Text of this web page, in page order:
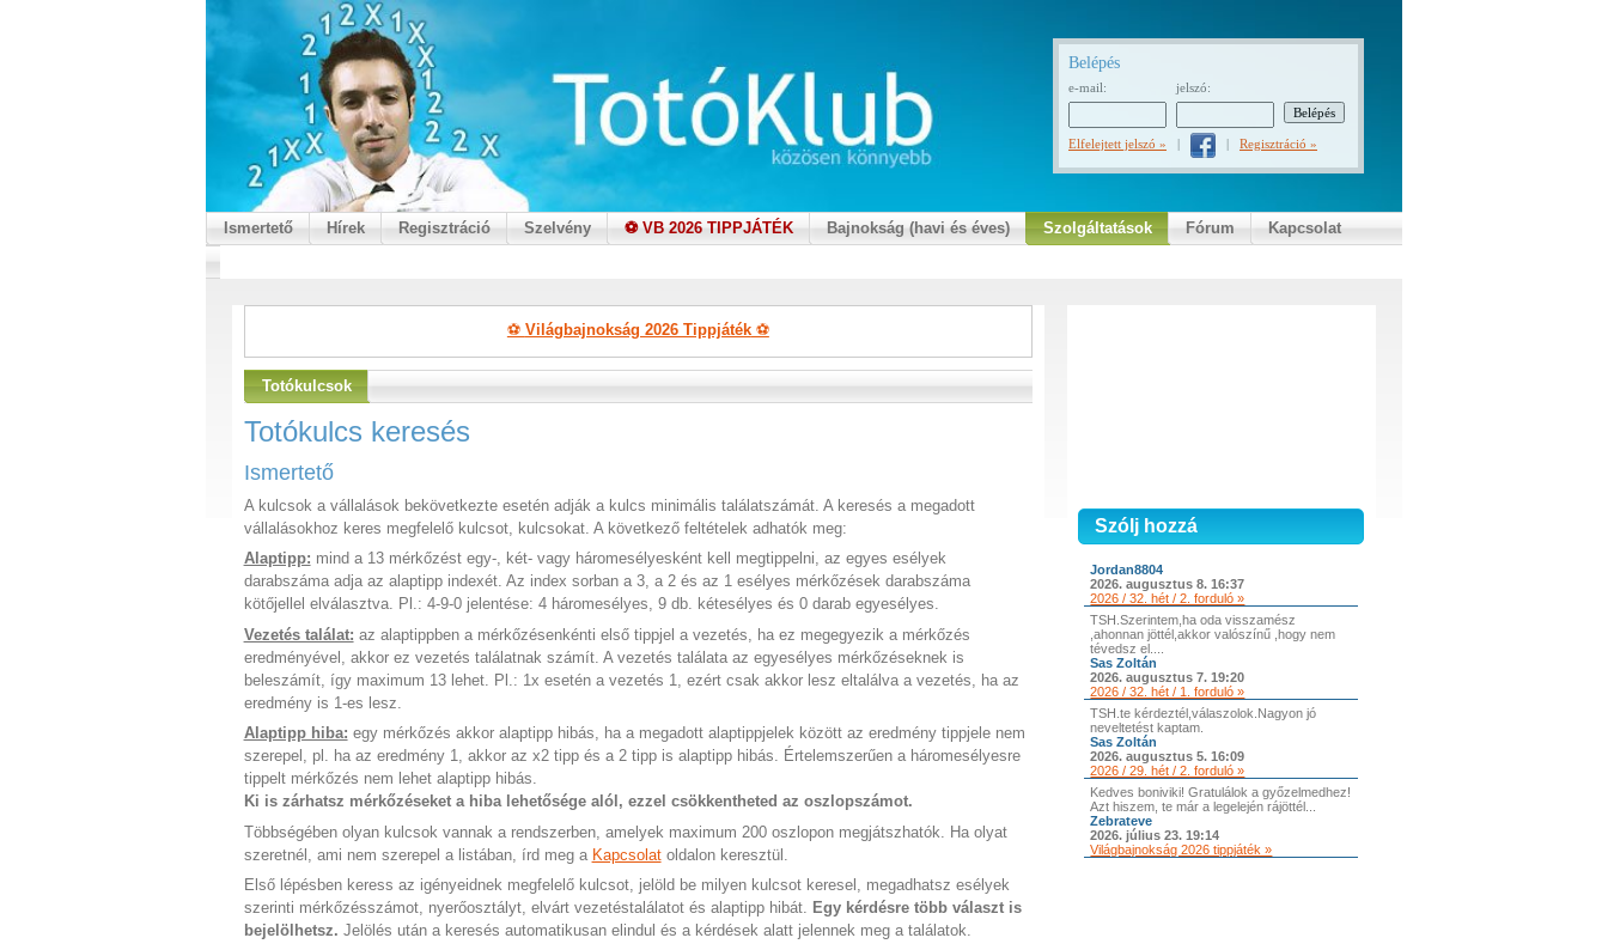
Belépés
e-mail: jelszó:
Elfelejtett jelszó » | | Regisztráció »
Ismertető Hírek Regisztráció Szelvény ⚽ VB 2026 TIPPJÁTÉK Bajnokság (havi és éves) Szolgáltatások Fórum Kapcsolat
⚽ Világbajnokság 2026 Tippjáték⚽
Totókulcsok
Totókulcs keresés
Ismertető
A kulcsok a vállalások bekövetkezte esetén adják a kulcs minimális találatszámát. A keresés a megadott
vállalásokhoz keres megfelelő kulcsot, kulcsokat. A következő feltételek adhatók meg:
Alaptipp: mind a 13 mérkőzést egy-, két- vagy háromesélyesként kell megtippelni, az egyes esélyek
darabszáma adja az alaptipp indexét. Az index sorban a 3, a 2 és az 1 esélyes mérkőzések darabszáma
kötőjellel elválasztva. Pl.: 4-9-0 jelentése: 4 háromesélyes, 9 db. kétesélyes és 0 darab egyesélyes.
Vezetés találat: az alaptippben a mérkőzésenkénti első tippjel a vezetés, ha ez megegyezik a mérkőzés
eredményével, akkor ez vezetés találatnak számít. A vezetés találata az egyesélyes mérkőzéseknek is
beleszámít, így maximum 13 lehet. Pl.: 1x esetén a vezetés 1, ezért csak akkor lesz eltalálva a vezetés, ha az
eredmény is 1-es lesz.
Alaptipp hiba: egy mérkőzés akkor alaptipp hibás, ha a megadott alaptippjelek között az eredmény tippjele nem
szerepel, pl. ha az eredmény 1, akkor az x2 tipp és a 2 tipp is alaptipp hibás. Értelemszerűen a háromesélyesre
tippelt mérkőzés nem lehet alaptipp hibás.
Ki is zárhatsz mérkőzéseket a hiba lehetősége alól, ezzel csökkentheted az oszlopszámot.
Többségében olyan kulcsok vannak a rendszerben, amelyek maximum 200 oszlopon megjátszhatók. Ha olyat
szeretnél, ami nem szerepel a listában, írd meg a Kapcsolatoldalon keresztül.
Első lépésben keress az igényeidnek megfelelő kulcsot, jelöld be milyen kulcsot keresel, megadhatsz esélyek
szerinti mérkőzésszámot, nyerőosztályt, elvárt vezetéstalálatot és alaptipp hibát. Egy kérdésre több választ is
bejelölhetsz. Jelölés után a keresés automatikusan elindul és a kérdések alatt jelennek meg a találatok.
Szólj hozzá
Jordan8804
2026. augusztus 8. 16:37
2026 / 32. hét / 2. forduló »
TSH.Szerintem,ha oda visszamész
,ahonnan jöttél,akkor valószínű ,hogy nem
tévedsz el....
Sas Zoltán
2026. augusztus 7. 19:20
2026 / 32. hét / 1. forduló »
TSH.te kérdeztél,válaszolok.Nagyon jó
neveltetést kaptam.
Sas Zoltán
2026. augusztus 5. 16:09
2026 / 29. hét / 2. forduló »
Kedves boniviki! Gratulálok a győzelmedhez!
Azt hiszem, te már a legelején rájöttél...
Zebrateve
2026. július 23. 19:14
Világbajnokság 2026 tippjáték »